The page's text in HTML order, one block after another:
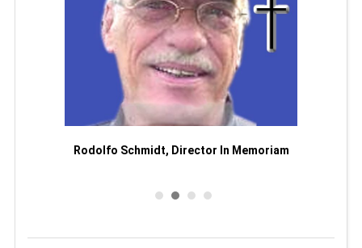
Rodolfo Schmidt, Director In Memoriam